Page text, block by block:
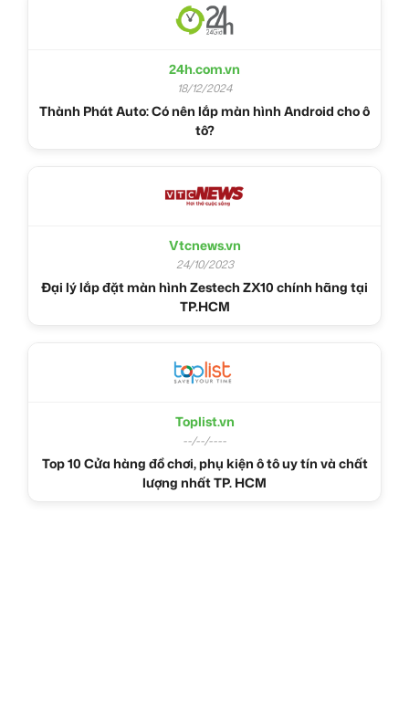
24h.com.vn
18/12/2024
Thành Phát Auto: Có nên lắp màn hình Android cho ô
tô?
Vtcnews.vn
24/10/2023
Đại lý lắp đặt màn hình Zestech ZX10 chính hãng tại
TP.HCM
Toplist.vn
--/--/----
Top 10 Cửa hàng đồ chơi, phụ kiện ô tô uy tín và chất
lượng nhất TP. HCM